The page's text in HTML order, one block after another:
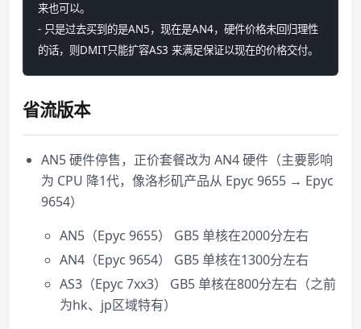
来也可以。
- 只是过去买到的是AN5，现在是AN4，硬件价格未回归理性
的话，则DMIT只能扩容AS3 来满足保证以现在的价格交付。
省流版本
AN5 硬件停售，正价套餐改为 AN4 硬件（主要影响
为 CPU 降1代，像洛杉矶产品从 Epyc 9655 → Epyc
9654）
AN5（Epyc 9655） GB5 单核在2000分左右
AN4（Epyc 9654） GB5 单核在1300分左右
AS3（Epyc 7xx3） GB5 单核在800分左右（之前
为hk、jp区域特有）